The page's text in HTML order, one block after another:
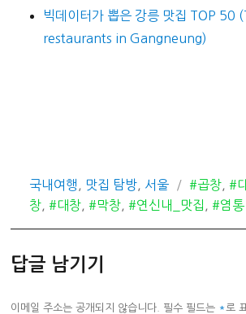
빅데이터가 뽑은 강릉 맛집 TOP 50
restaurants in Gangneung)
카
테
국내여행 맛집 탐방 서울
태
그
#곱창, #
창 ,#대창 ,#막창 ,#연신내_맛집 ,#염통
답글 남기기
이메일 주소는 공개되지 않습니다. 필수 필드는 *로